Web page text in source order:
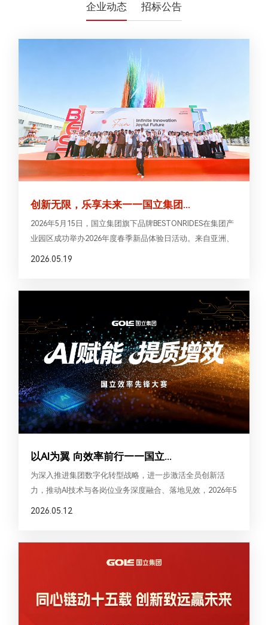
企业动态 招标公告
创新无限，乐享未来——国立集团...
2026年5月15日，国立集团旗下品牌BESTONRIDES在集团产
业园区成功举办2026年度春季新品体验日活动。来自亚洲、
2026.05.19
以AI为翼 向效率前行——国立...
为深入推进集团数字化转型战略，进一步激活全员创新活
力，推动AI技术与各岗位业务深度融合、落地见效，2026年5
2026.05.12